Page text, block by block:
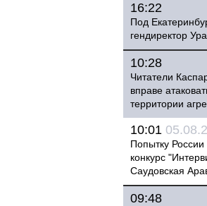
16:22
Под
гендиректор
10:28
Читатели
вправе
территории
10:01
Попытку России
конкурс
Саудовская
09:48